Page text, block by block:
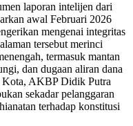
laporan intelijen dari
awal Februari 2026
mengenai integritas
tersebut merinci
termasuk mantan
dan dugaan aliran dana
Kota, AKBP Didik Putra
sekadar pelanggaran
terhadap konstitusi